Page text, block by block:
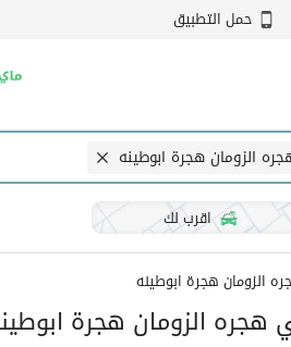
حمل التطبيق
الزومان هجرة ابوطينه
اقرب لك
الزومان هجرة ابوطينه
هجره الزومان هجرة